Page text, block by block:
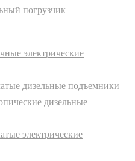
погрузчик
электрические
дизельные подъемники
дизельные
электрические